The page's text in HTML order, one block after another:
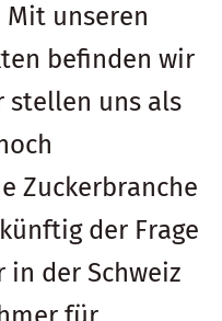
unseren
befinden wir
stellen uns als
Zuckerbranche
der Frage
in der Schweiz